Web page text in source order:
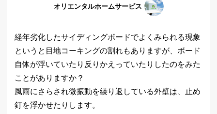
オリエンタルホームサービス
経年劣化したサイディングボードでよくみられる現象
というと目地コーキングの割れもありますが、ボード
自体が浮いていたり反りかえっていたりしたのをみた
ことがありますか？
風雨にさらされ微振動を繰り返している外壁は、止め
釘を浮かせたりします。